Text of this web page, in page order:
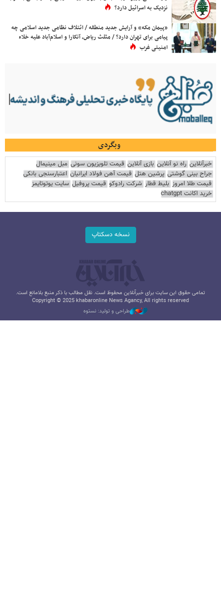
نزدیک به اسرائیل دارد؟
«پیمان مکه» و آرایش جدید منطقه / ائتلاف نظامی جدید اسلامی چه
پیامی برای تهران دارد؟ / مثلث ریاض، آنکارا و اسلام‌آباد علیه خلاء
امنیتی غرب
وبگردی
خبرآنلاین راه نو آنلاین بازی آنلاین قیمت تلویزیون سونی مبل مینیمال
جراح بینی گوشتی پرشین هتل قیمت آهن فولاد ایرانیان اعتبارسنجی بانکی
قیمت طلا امروز بلیط قطار شرکت رادوکو قیمت پروفیل سایت یوتوتایمز
خرید اکانت chatgpt
نسخه دسکتاپ
تمامی حقوق این سایت برای خبرآنلاین محفوظ است. نقل مطالب با ذکر منبع بلامانع است.
Copyright © 2025 khabaronline News Agancy, All rights reserved
طراحی و تولید: نستوه